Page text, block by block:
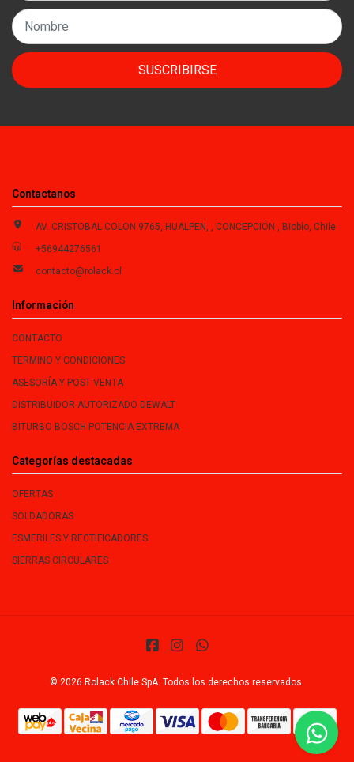
SUSCRIBIRSE
Contactanos
AV. CRISTOBAL COLON 9765, HUALPEN, , CONCEPCIÓN , Biobío, Chile
+56944276561
contacto@rolack.cl
Información
CONTACTO
TERMINO Y CONDICIONES
ASESORÍA Y POST VENTA
DISTRIBUIDOR AUTORIZADO DEWALT
BITURBO BOSCH POTENCIA EXTREMA
Categorías destacadas
OFERTAS
SOLDADORAS
ESMERILES Y RECTIFICADORES
SIERRAS CIRCULARES
© 2026 Rolack Chile SpA. Todos los derechos reservados.